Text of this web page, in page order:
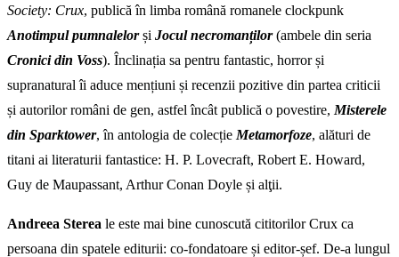
Society: Crux, publică în limba română romanele clockpunk
Anotimpul pumnalelorși Jocul necromanților(ambele din seria
Cronici din Voss). Înclinația sa pentru fantastic, horror și
supranatural îi aduce mențiuni și recenzii pozitive din partea criticii
și autorilor români de gen, astfel încât publică o povestire, Misterele
din Sparktower, în antologia de colecție Metamorfoze, alături de
titani ai literaturii fantastice: H. P. Lovecraft, Robert E. Howard,
Guy de Maupassant, Arthur Conan Doyle și alţii.
Andreea Sterea le este mai bine cunoscută cititorilor Crux ca
persoana din spatele editurii: co-fondatoare și editor-șef. De-a lungul